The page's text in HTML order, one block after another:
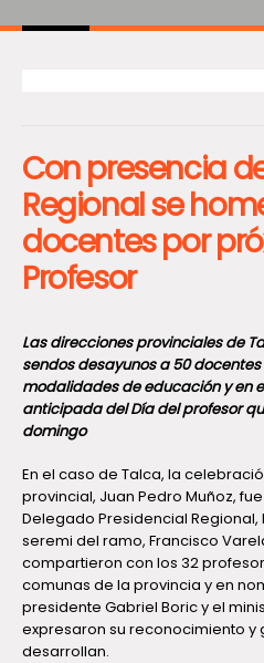
Con presencia
Regional se
docentes por
Profesor
Las direcciones provinciales de
sendos desayunos a 50
modalidades de educación y en
anticipada del Día del profesor
domingo
En el caso de Talca, la
provincial, Juan Pedro Muñoz,
Delegado Presidencial
seremi del ramo, Francisco
compartieron con los 32
comunas de la provincia y en
presidente Gabriel Boric y el
expresaron su reconocimiento y
desarrollan.